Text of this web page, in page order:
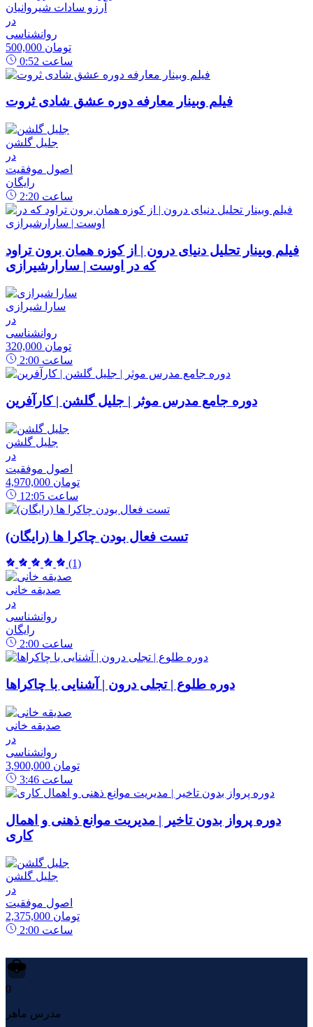
آرزو سادات شیروانیان
در
روانشناسی
500,000 تومان
0:52 ساعت
فیلم وبینار معارفه دوره عشق شادی ثروت
جلیل گلشن
در
اصول موفقیت
رایگان
2:20 ساعت
فیلم وبینار تحلیل دنیای درون | از کوزه همان برون تراود
که در اوست | سارارشیرازی
سارا شیرازی
در
روانشناسی
320,000 تومان
2:00 ساعت
دوره جامع مدرس موثر | جلیل گلشن | کارآفرین
جلیل گلشن
در
اصول موفقیت
4,970,000 تومان
12:05 ساعت
تست فعال بودن چاکرا ها (رایگان)
(1)
صدیقه خانی
در
روانشناسی
رایگان
2:00 ساعت
دوره طلوع | تجلی درون | آشنایی با چاکراها
صدیقه خانی
در
روانشناسی
3,900,000 تومان
3:46 ساعت
دوره پرواز بدون تاخیر | مدیریت موانع ذهنی و اهمال
کاری
جلیل گلشن
در
اصول موفقیت
2,375,000 تومان
2:00 ساعت
0
مدرس ماهر